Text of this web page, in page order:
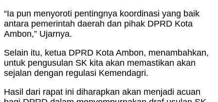
“Ia pun menyoroti pentingnya koordinasi yang baik
antara pemerintah daerah dan pihak DPRD Kota
Ambon,” Ujarnya.
Selain itu, ketua DPRD Kota Ambon, menambahkan,
untuk pengusulan SK kita akan memastikan akan
sejalan dengan regulasi Kemendagri.
Hasil dari rapat ini diharapkan akan menjadi acuan